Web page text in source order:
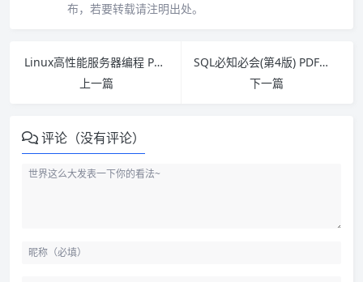
布，若要转载请注明出处。
Linux高性能服务器编程 PDF下载
上一篇
SQL必知必会(第4版) PDF下载
下一篇
评论（没有评论）